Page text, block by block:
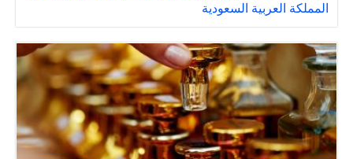
المملكة العربية السعودية